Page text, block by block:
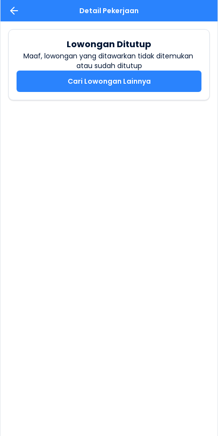
Detail Pekerjaan
Lowongan Ditutup
Maaf, lowongan yang ditawarkan tidak ditemukan
atau sudah ditutup
Cari Lowongan Lainnya